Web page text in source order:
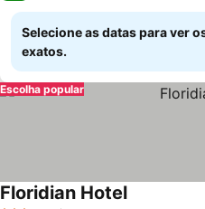
Selecione as datas para ver
exatos.
Escolha popular
Floridian HotelVer preços